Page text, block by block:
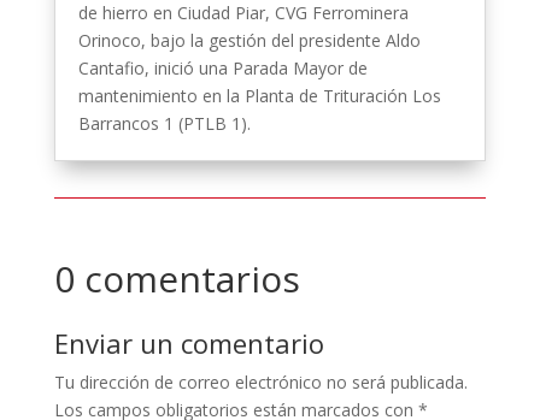
de hierro en Ciudad Piar, CVG Ferrominera
Orinoco, bajo la gestión del presidente Aldo
Cantafio, inició una Parada Mayor de
mantenimiento en la Planta de Trituración Los
Barrancos 1 (PTLB 1).
0 comentarios
Enviar un comentario
Tu dirección de correo electrónico no será publicada.
Los campos obligatorios están marcados con *